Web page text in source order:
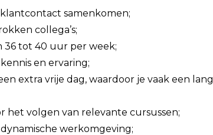
samenkomen;
collega’s;
36 tot 40 uur per week;
en ervaring;
extra vrije dag, waardoor je vaak een lang
het volgen van relevante cursussen;
werkomgeving;